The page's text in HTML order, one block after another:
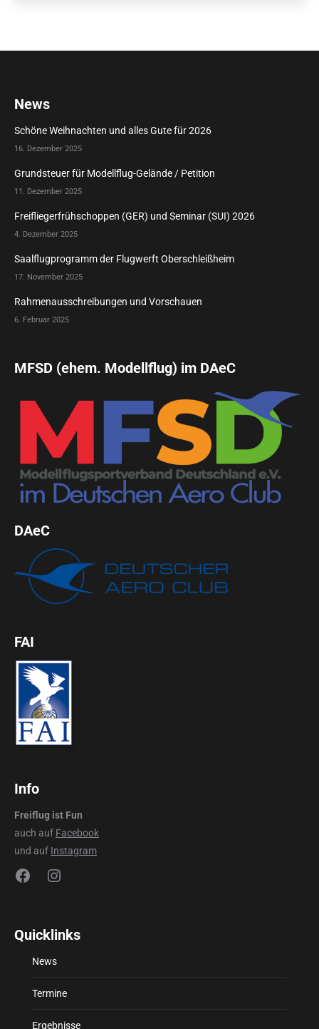
News
Schöne Weihnachten und alles Gute für 2026
16. Dezember 2025
Grundsteuer für Modellflug-Gelände / Petition
11. Dezember 2025
Freifliegerfrühschoppen (GER) und Seminar (SUI) 2026
4. Dezember 2025
Saalflugprogramm der Flugwerft Oberschleißheim
17. November 2025
Rahmenausschreibungen und Vorschauen
6. Februar 2025
MFSD (ehem. Modellflug) im DAeC
DAeC
FAI
Info
Freiflug ist Fun
auch auf Facebook
und auf Instagram
FacebookInstagram
Quicklinks
News
Termine
Ergebnisse